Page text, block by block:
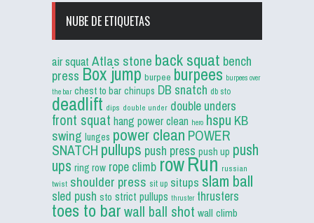
NUBE DE ETIQUETAS
air squat Atlas stone back squat bench
press Box jump burpee burpees burpees over
the bar chest to bar chinups DB snatch db sto
deadlift dips double under double unders
front squat hang power clean hero hspu KB
swing lunges power clean POWER
SNATCH pullups push press push up push
ups ring row rope climb rowRun russian
twist shoulder press sit up situps slam ball
sled push sto strict pullups thruster thrusters
toes to barwall ball shot wall climb